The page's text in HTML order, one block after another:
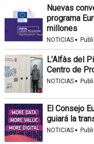
Nuevas
programa
millones
NOTICIAS ·
L’Alfàs del
Centro de
NOTICIAS ·
El Consejo
guiará la
NOTICIAS ·